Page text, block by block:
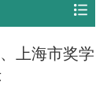
上海市奖学